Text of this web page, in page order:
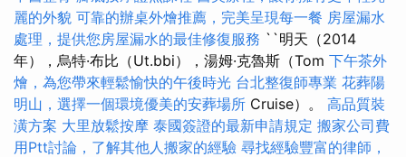
麗的外貌 可靠的辦桌外燴推薦，完美呈現每一餐 房屋漏水
處理，提供您房屋漏水的最佳修復服務 ``明天（2014
年），烏特·布比（Ut.bbi），湯姆·克魯斯（Tom 下午茶外
燴，為您帶來輕鬆愉快的午後時光 台北整復師專業 花葬陽
明山，選擇一個環境優美的安葬場所 Cruise）。 高品質裝
潢方案 大里放鬆按摩 泰國簽證的最新申請規定 搬家公司費
用Ptt討論，了解其他人搬家的經驗 尋找經驗豐富的律師，